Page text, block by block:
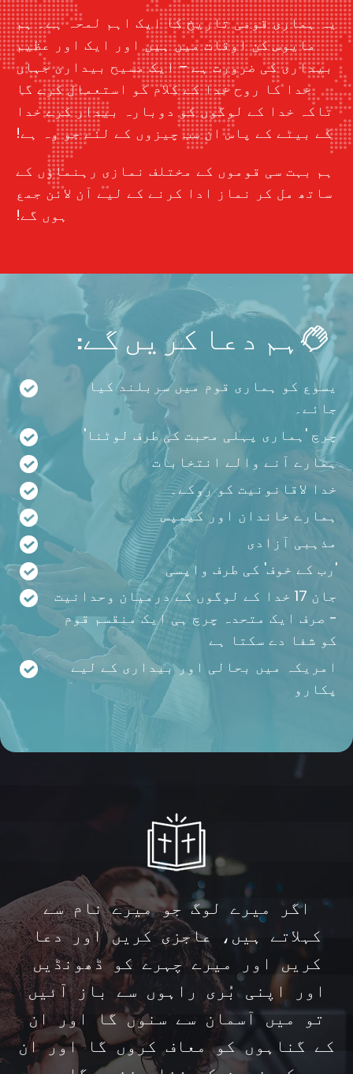
یہ ہماری قومی تاریخ کا ایک اہم لمحہ ہے۔ ہم
مایوس کن اوقات میں ہیں اور ایک اور عظیم
بیداری کی ضرورت ہے – ایک مسیح بیداری جہاں
خدا کا روح خدا کے کلام کو استعمال کرے گا
تاکہ خدا کے لوگوں کو دوبارہ بیدار کرے خدا
کے بیٹے کے پاس ان سب چیزوں کے لئے جو وہ ہے!
ہم بہت سی قوموں کے مختلف نمازی رہنماؤں کے
ساتھ مل کر نماز ادا کرنے کے لیے آن لائن جمع
ہوں گے!
ہم دعا کریں گے:
یسوع کو ہماری قوم میں سربلند کیا
جائے۔
چرچ 'ہماری پہلی محبت کی طرف لوٹنا'
ہمارے آنے والے انتخابات
خدا لاقانونیت کو روکے۔
ہمارے خاندان اور کیمپس
مذہبی آزادی
'رب کے خوف' کی طرف واپسی
جان 17 خدا کے لوگوں کے درمیان وحدانیت
- صرف ایک متحدہ چرچ ہی ایک منقسم قوم
کو شفا دے سکتا ہے
امریکہ میں بحالی اور بیداری کے لیے
پکارو
اگر میرے لوگ جو میرے نام سے
کہلاتے ہیں، عاجزی کریں اور دعا
کریں اور میرے چہرے کو ڈھونڈیں
اور اپنی بُری راہوں سے باز آئیں
تو میں آسمان سے سنوں گا اور ان
کے گناہوں کو معاف کروں گا اور ان